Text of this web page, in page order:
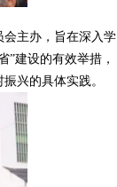
主办，旨在深入学
”建设的有效举措，
兴的具体实践。